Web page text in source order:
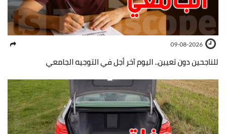
09-08-2026
للناجحين دون تعيين.. اليوم آخر أجل في التوجيه الجامعي